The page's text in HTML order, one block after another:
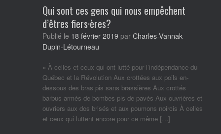
Qui sont ces gens qui nous empêchent
d’êtres fiers·ères?
Publié le 18 février 2019 par Charles-Vannak
Dupin-Létourneau
« À celles et ceux qui ont lutté pour l’indépendance du
Québec et la Révolution Aux crottées aux poils en-
dessous des bras pis sans brassières Aux crottés
barbus armés de bombes pis de pavés Aux ouvrières et
ouvriers aux dos brisés et aux poumons noircis À celles
et ceux qui luttent encore pour ce même […]